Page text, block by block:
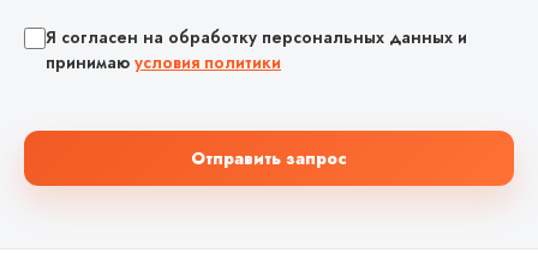
Я согласен на обработку персональных данных и
принимаю условия политики
Отправить запрос